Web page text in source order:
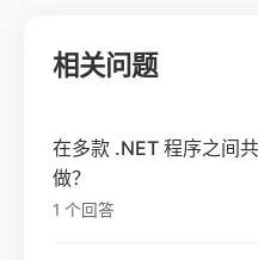
相关问题
在多款 .NET 程序之间
做？
1 个回答